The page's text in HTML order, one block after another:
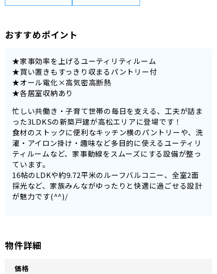
おすすめポイント
★家事効率を上げるユーティリティルーム
★買い置きもすっきり収まるパントリー付
★オール電化×高気密高断熱
★各居室収納あり
忙しい共働き・子育て世帯の毎日を支える、工夫が詰ま
った3LDKSの新築戸建が高松エリアに登場です！
食材のストックに便利なキッチン横のパントリーや、洗
濯・アイロン掛け・趣味など多目的に使えるユーティリ
ティルームなど、家事動線をスムーズにする設備が整っ
ています。
16帖のLDKや約9.72平米のルーフバルコニー、全室2面
採光など、家族みんながゆったりと快適に過ごせる設計
が魅力です(^^)/
物件詳細
価格